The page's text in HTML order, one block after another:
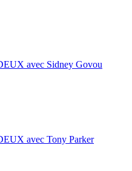
avec Sidney Govou
avec Tony Parker